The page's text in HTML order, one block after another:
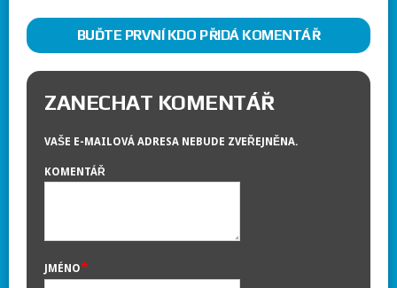
BUĎTE PRVNÍ KDO PŘIDÁ KOMENTÁŘ
ZANECHAT KOMENTÁŘ
VAŠE E-MAILOVÁ ADRESA NEBUDE ZVEŘEJNĚNA.
KOMENTÁŘ
JMÉNO*